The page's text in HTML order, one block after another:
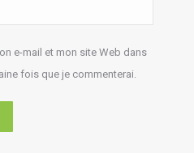
e-mail et mon site Web dans
fois que je commenterai.